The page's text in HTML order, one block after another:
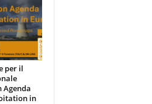
per il
Agenda
in